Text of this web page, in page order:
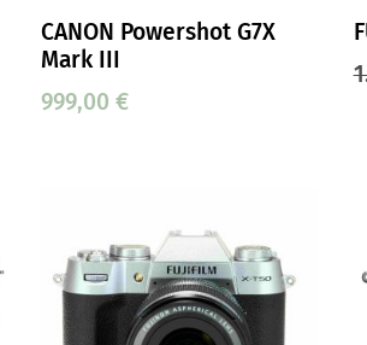
CANON Powershot G7X
Mark III
999,00€